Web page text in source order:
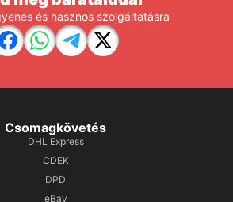
és hasznos szolgáltatásra
Csomagkövetés
DHL Express
CDEK
DPD
eBay